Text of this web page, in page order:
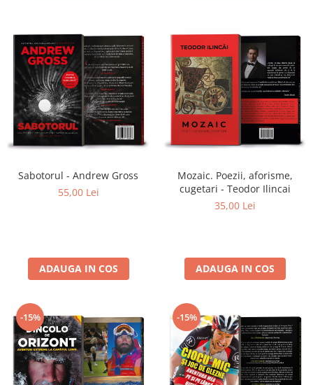
Sabotorul - Andrew Gross
55,00 Lei
ADAUGA IN COS
Mozaic. Poezii, aforisme,
cugetari - Teodor Ilincai
35,00 Lei
ADAUGA IN COS
-15% -15%